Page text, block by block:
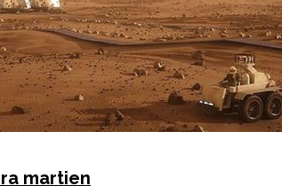
martien